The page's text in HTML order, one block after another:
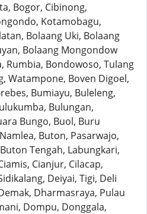
Bogor, Cibinong,
Kotamobagu,
Bolaang Uki, Bolaang
Bolaang Mongondow
Rumbia, Bondowoso, Tulang
Watampone, Boven Digoel,
Bumiayu, Buleleng,
Bulungan,
Bungo, Buol, Buru
Buton, Pasarwajo,
Tengah, Labungkari,
Cianjur, Cilacap,
Deiyai, Tigi, Deli
Dharmasraya, Pulau
Dompu, Donggala,